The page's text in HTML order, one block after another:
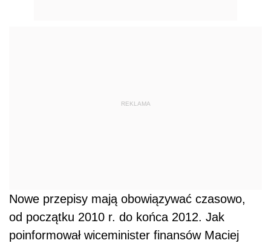
REKLAMA
Nowe przepisy mają obowiązywać czasowo,
od początku 2010 r. do końca 2012. Jak
poinformował wiceminister finansów Maciej